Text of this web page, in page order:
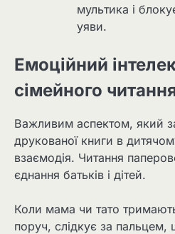
мультика і
уяви.
Емоційний
сімейного
Важливим аспектом, який
друкованої книги в
взаємодія. Читання
єднання батьків і дітей.
Коли мама чи тато
поруч, слідкує за